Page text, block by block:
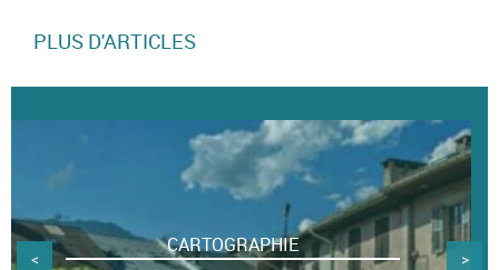
PLUS D'ARTICLES
CARTOGRAPHIE
< >